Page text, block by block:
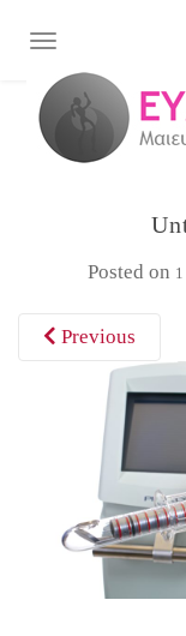
TOGGLE
Posted on
Previous